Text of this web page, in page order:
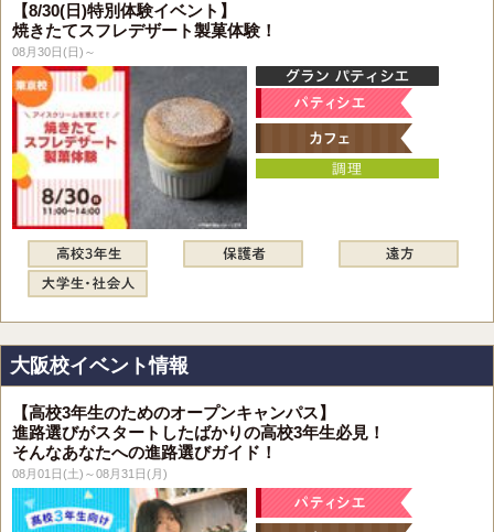
【8/30(日)特別体験イベント】
焼きたてスフレデザート製菓体験！
08月30日(日)～
大阪校イベント情報
【高校3年生のためのオープンキャンパス】
進路選びがスタートしたばかりの高校3年生必見！
そんなあなたへの進路選びガイド！
08月01日(土)～08月31日(月)